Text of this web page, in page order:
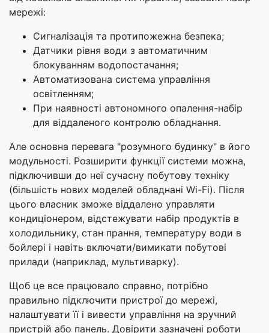
мережі:
Сигналізація та протипожежна безпека;
Датчики рівня води з автоматичним
блокуванням водопостачання;
Автоматизована система управління
освітленням;
При наявності автономного опалення-набір
для віддаленого контролю обладнання.
Але основна перевага "розумного будинку" в його
модульності. Розширити функції системи можна,
підключивши до неї сучасну побутову техніку
(більшість нових моделей обладнані Wi-Fi). Після
цього власник зможе віддалено управляти
кондиціонером, відстежувати набір продуктів в
холодильнику, стан прання, температуру води в
бойлері і навіть включати/вимикати побутові
прилади (наприклад, мультиварку).
Щоб це все працювало справно, потрібно
правильно підключити пристрої до мережі,
налаштувати її і вивести управління на зручний
пристрій або панель. Довірити зазначені роботи